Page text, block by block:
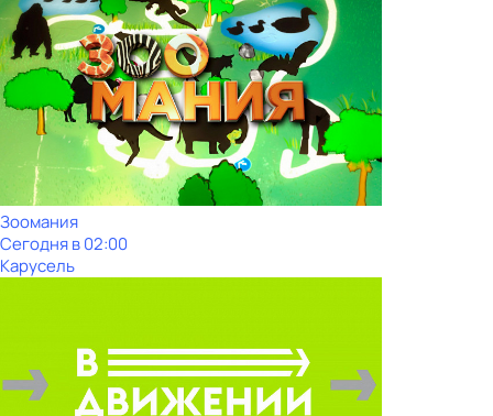
Зоомания
Сегодня в 02:00
Карусель